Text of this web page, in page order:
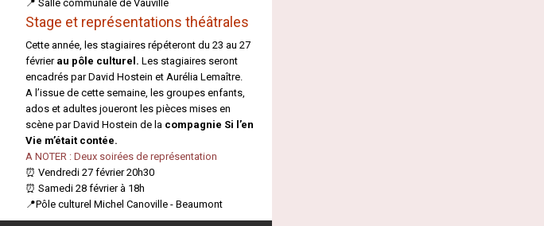
📍 Salle communale de Vauville
Stage et représentations théâtrales
Cette année, les stagiaires répéteront du 23 au 27
février au pôle culturel. Les stagiaires seront
encadrés par David Hostein et Aurélia Lemaître.
A l’issue de cette semaine, les groupes enfants,
ados et adultes joueront les pièces mises en
scène par David Hostein de la compagnie Si l’en
Vie m’était contée.
A NOTER : Deux soirées de représentation
⏰ Vendredi 27 février 20h30
⏰ Samedi 28 février à 18h
📍Pôle culturel Michel Canoville - Beaumont